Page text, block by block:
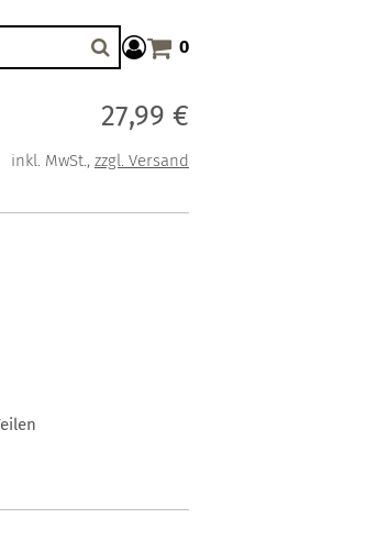
Warenkorb anzeigen. Sie
0
Verkaufspreis: 27,99 €
27,99 €
inkl. MwSt., zzgl. Versand